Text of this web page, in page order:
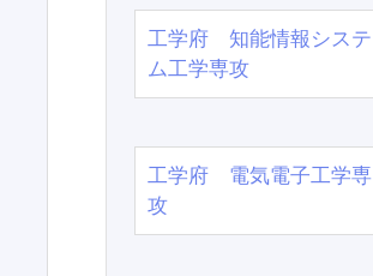
工学府 知能情報システ
ム工学専攻
工学府 電気電子工学専
攻